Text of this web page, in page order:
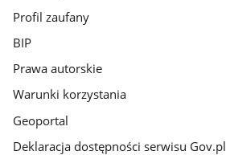
Profil zaufany
BIP
Prawa autorskie
Warunki korzystania
Geoportal
Deklaracja dostępności serwisu Gov.pl